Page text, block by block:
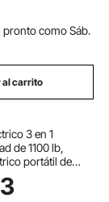
pronto como Sáb.
al carrito
3 en 1
de 1100 lb,
portátil de
de 25
con control